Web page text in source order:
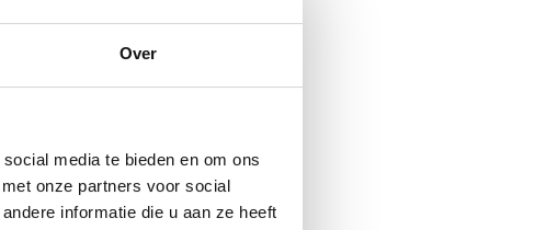
Over
media te bieden en om ons
onze partners voor social
informatie die u aan ze heeft